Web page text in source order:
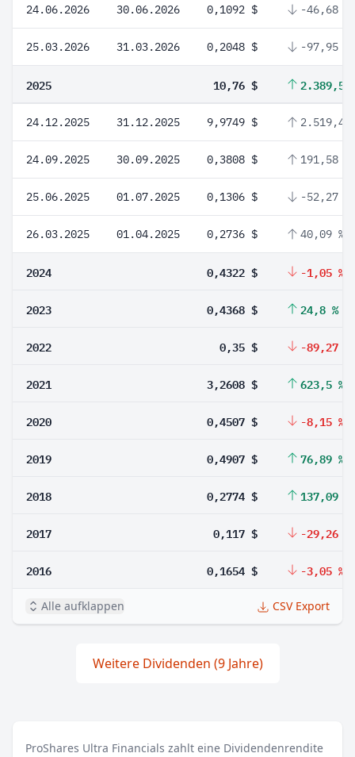
24.06.2026 30.06.2026 0,1092 $ -46,68 %
25.03.2026 31.03.2026 0,2048 $ -97,95 %
2025 10,76 $ 2.389,59
24.12.2025 31.12.2025 9,9749 $ 2.519,46
24.09.2025 30.09.2025 0,3808 $ 191,58 %
25.06.2025 01.07.2025 0,1306 $ -52,27 %
26.03.2025 01.04.2025 0,2736 $ 40,09 %
2024 0,4322 $ -1,05 %
2023 0,4368 $ 24,8 %
2022 0,35 $ -89,27 %
2021 3,2608 $ 623,5 %
2020 0,4507 $ -8,15 %
2019 0,4907 $ 76,89 %
2018 0,2774 $ 137,09 %
2017 0,117 $ -29,26 %
2016 0,1654 $ -3,05 %
Alle aufklappen CSV Export
Weitere Dividenden (9 Jahre)
ProShares Ultra Financials zahlt eine Dividendenrendite